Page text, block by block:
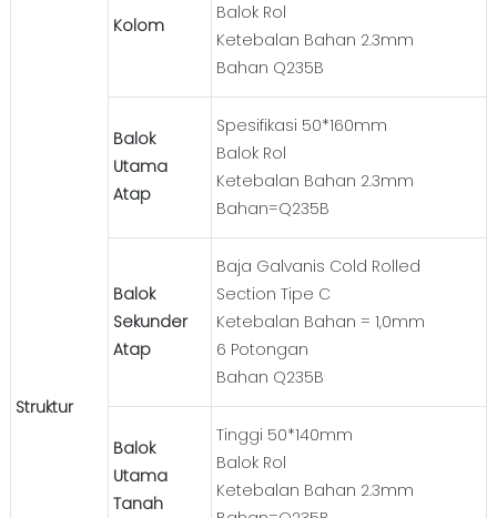
Struktur
Kolom
Balok Rol
Ketebalan Bahan 2.3mm
Bahan Q235B
Balok
Utama
Atap
Spesifikasi 50*160mm
Balok Rol
Ketebalan Bahan 2.3mm
Bahan=Q235B
Balok
Sekunder
Atap
Baja Galvanis Cold Rolled
Section Tipe C
Ketebalan Bahan = 1,0mm
6 Potongan
Bahan Q235B
Balok
Utama
Tanah
Tinggi 50*140mm
Balok Rol
Ketebalan Bahan 2.3mm